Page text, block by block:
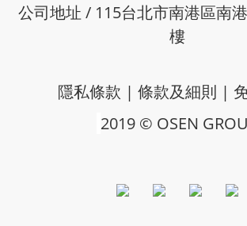
公司地址 / 115台北市南港區南
樓
隱私條款 | 條款及細則 |
2019 © OSEN